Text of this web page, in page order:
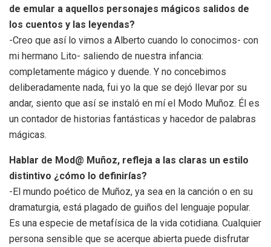
de emular a aquellos personajes mágicos salidos de
los cuentos y las leyendas?
-Creo que así lo vimos a Alberto cuando lo conocimos- con
mi hermano Lito- saliendo de nuestra infancia:
completamente mágico y duende. Y no concebimos
deliberadamente nada, fui yo la que se dejó llevar por su
andar, siento que así se instaló en mí el Modo Muñoz. Él es
un contador de historias fantásticas y hacedor de palabras
mágicas.
Hablar de Mod@ Muñoz, refleja a las claras un estilo
distintivo ¿cómo lo definirías?
-El mundo poético de Muñoz, ya sea en la canción o en su
dramaturgia, está plagado de guiños del lenguaje popular.
Es una especie de metafísica de la vida cotidiana. Cualquier
persona sensible que se acerque abierta puede disfrutar